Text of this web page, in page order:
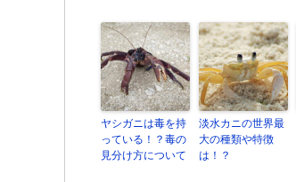
ヤシガニは毒を持
っている！？毒の
見分け方について
淡水カニの世界最
大の種類や特徴
は！？